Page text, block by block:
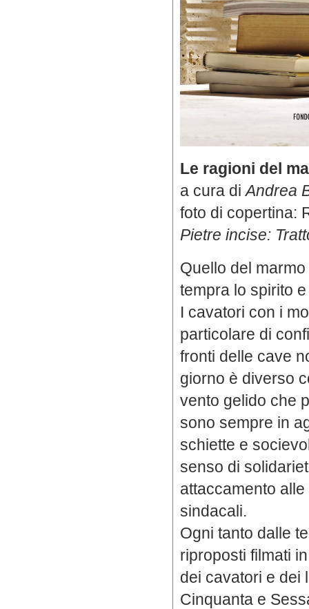
Le ragioni del
a cura diAndrea
foto di copertina:
Pietre incise:
Quello del
tempra lo spirito
I cavatori con i
particolare di
fronti delle cave
giorno è diverso
vento gelido che
sono sempre in
schiette e
senso di
attaccamento
sindacali.
Ogni tanto dalle
riproposti filmati
dei cavatori e dei
Cinquanta e